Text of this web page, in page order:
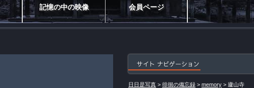
記憶の中の映像 会員ページ
サイト ナビゲーション
日日是写真 > 徘徊の備忘録 > memory > 廬山寺